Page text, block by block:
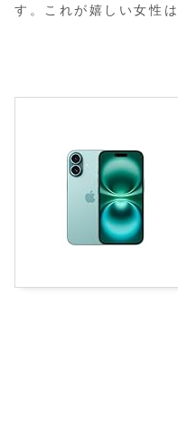
す。これが嬉しい女性